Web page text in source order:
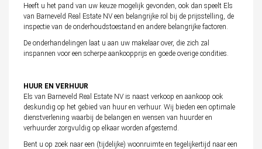
Heeft u het pand van uw keuze mogelijk gevonden, ook dan speelt Els
van Barneveld Real Estate NV een belangrijke rol bij de prijsstelling, de
inspectie van de onderhoudstoestand en andere belangrijke factoren.
De onderhandelingen laat u aan uw makelaar over, die zich zal
inspannen voor een scherpe aankoopprijs en goede overige condities.
HUUR EN VERHUUR
Els van Barneveld Real Estate NV is naast verkoop en aankoop ook
deskundig op het gebied van huur en verhuur. Wij bieden een optimale
dienstverlening waarbij de belangen en wensen van huurder en
verhuurder zorgvuldig op elkaar worden afgestemd.
Bent u op zoek naar een (tijdelijke) woonruimte en tegelijkertijd naar een